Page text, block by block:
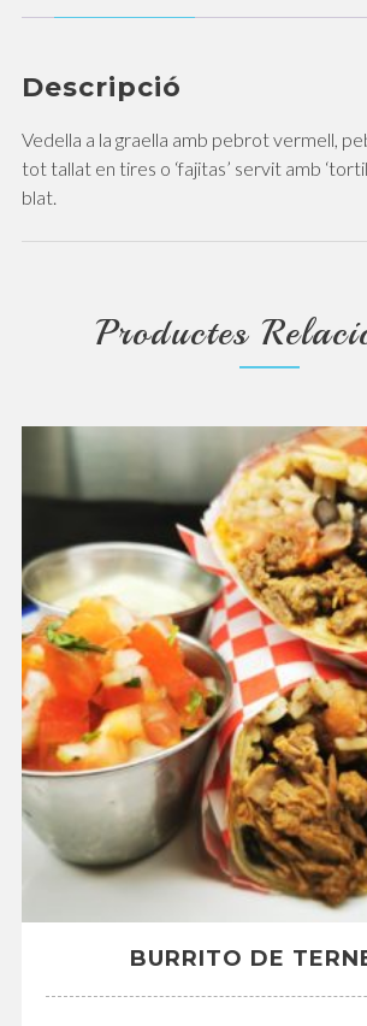
Descripció
Vedella a la graella amb pebrot vermell,
tot tallat en tires o ‘fajitas’ servit amb
blat.
Productes
BURRITO DE